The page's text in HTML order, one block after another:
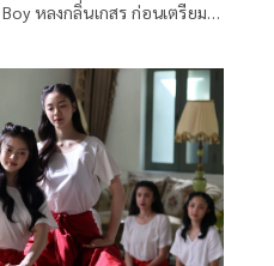
หลงกลิ่นเกสร ก่อนเตรียม
วรรธน์